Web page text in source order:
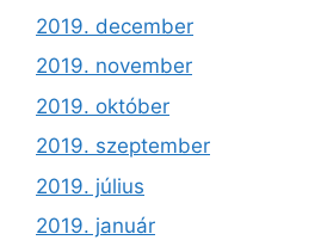
2019. december
2019. november
2019. október
2019. szeptember
2019. július
2019. január